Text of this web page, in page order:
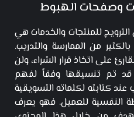
للمنتجات والخدمات هي
من الممارسة والتدريب.
على اتخاذ قرار الشراء، ولن
قد تم تنسيقها وفقاً لفهم
كتابته لكلماته التسويقية
النفسية للعميل. فهو يعرف